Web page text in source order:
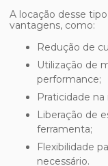
A locação desse
vantagens, como:
Redução de
Utilização de máquinas revisadas e de alta
performance;
Praticidade
Liberação de espaço sem precisar armazenar a
ferramenta;
Flexibilidade para usar somente pelo tempo
necessário.